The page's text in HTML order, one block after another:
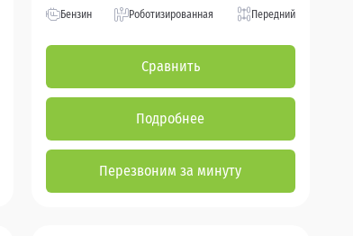
Бензин Роботизированная Передний
Сравнить
Подробнее
Перезвоним за минуту